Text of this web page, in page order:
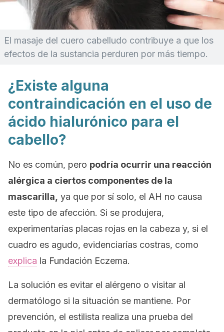
El masaje del cuero cabelludo contribuye a que los
efectos de la sustancia perduren por más tiempo.
¿Existe alguna
contraindicación en el uso de
ácido hialurónico para el
cabello?
No es común, pero podría ocurrir una reacción
alérgica a ciertos componentes de la
mascarilla, ya que por sí solo, el AH no causa
este tipo de afección. Si se produjera,
experimentarías placas rojas en la cabeza y, si el
cuadro es agudo, evidenciarías costras, como
explica la Fundación Eczema.
La solución es evitar el alérgeno o visitar al
dermatólogo si la situación se mantiene. Por
prevención, el estilista realiza una prueba del